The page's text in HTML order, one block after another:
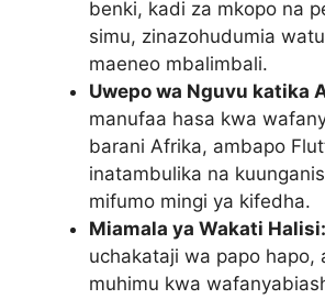
benki, kadi za mkopo na
simu, zinazohudumia
maeneo mbalimbali.
Uwepo wa Nguvu katika
manufaa hasa kwa
barani Afrika, ambapo
inatambulika na
mifumo mingi ya kifedha.
Miamala ya Wakati Halisi:
uchakataji wa papo hapo,
muhimu kwa